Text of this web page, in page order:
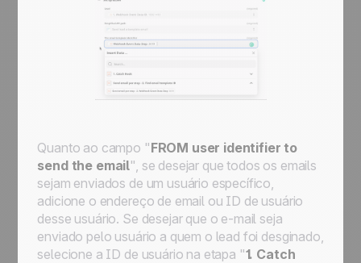
Quanto ao campo "FROM user identifier to
send the email", se desejar que todos os emails
sejam enviados de um usuário específico,
adicione o endereço de email ou ID de usuário
desse usuário. Se desejar que o e-mail seja
enviado pelo usuário a quem o lead foi desginado,
selecione a ID de usuário na etapa "1. Catch